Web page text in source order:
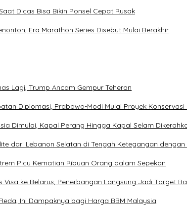
Dicas Bisa Bikin Ponsel Cepat Rusak
Era Marathon Series Disebut Mulai Berakhir
Lagi, Trump Ancam Gempur Teheran
Diplomasi, Prabowo-Modi Mulai Proyek
Dimulai, Kapal Perang Hingga Kapal Selam
dari Lebanon Selatan di Tengah Ketegangan dengan
Picu Kematian Ribuan Orang dalam Sepekan
Visa ke Belarus, Penerbangan Langsung Jadi Target
Ini Dampaknya bagi Harga BBM Malaysia